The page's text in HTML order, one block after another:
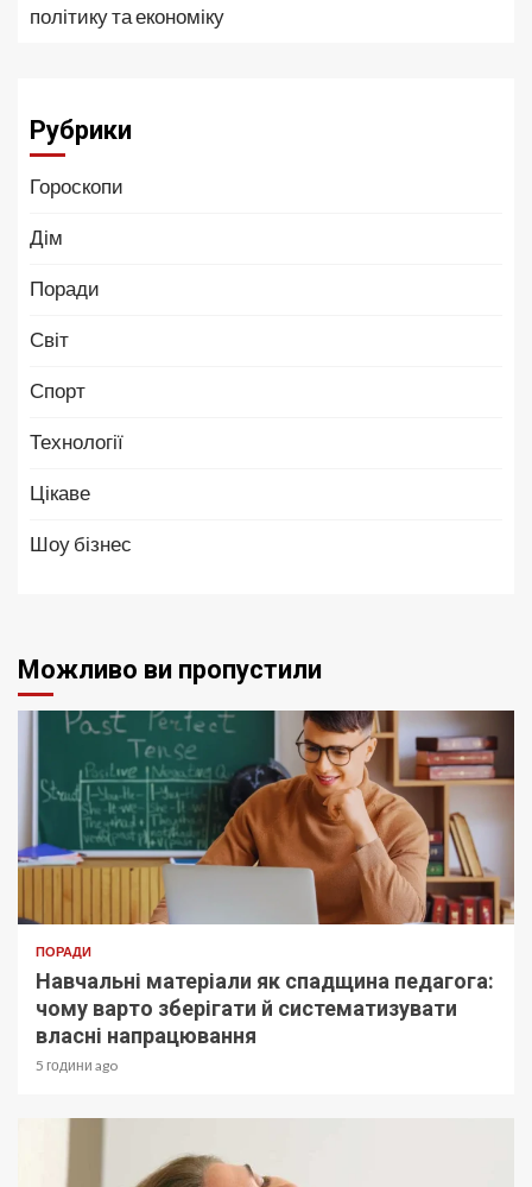
політику та економіку
Рубрики
Гороскопи
Дім
Поради
Світ
Спорт
Технології
Цікаве
Шоу бізнес
Можливо ви пропустили
ПОРАДИ
Навчальні матеріали як спадщина педагога:
чому варто зберігати й систематизувати
власні напрацювання
5 години ago